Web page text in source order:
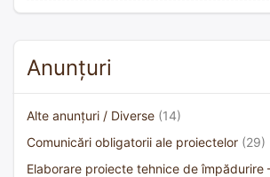
Anunțuri
Alte anunțuri / Diverse (14)
Comunicări obligatorii ale proiectelor (29)
Elaborare proiecte tehnice de împădurire